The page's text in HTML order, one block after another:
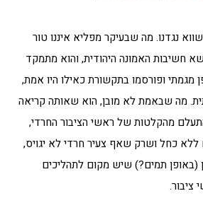
נגדנו. מה שבעיקר מפליא איננו טור
חשיבות האמונה היהודית, והוא מתמקד
מגמתי ופורסמו בתקשורת כאילו היו אמת,
מה שבאמת לא מובן, הוא שאותה קריאה
מהקלטות של ראשי הציבור החרדי,
ללא כחל ושרק שאף צעיר חרדי לא יגויס,
(באופן תמים?) שיש מקום לתהליכים
ציבור.